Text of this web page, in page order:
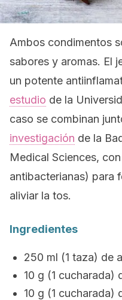
Ambos condimentos
sabores y aromas. El
un potente
estudio de la
caso se combinan
investigación de la
Medical Sciences,
antibacterianas) para
aliviar la tos.
Ingredientes
250 ml (1 taza) de
10 g (1 cucharada)
10 g (1 cucharada)